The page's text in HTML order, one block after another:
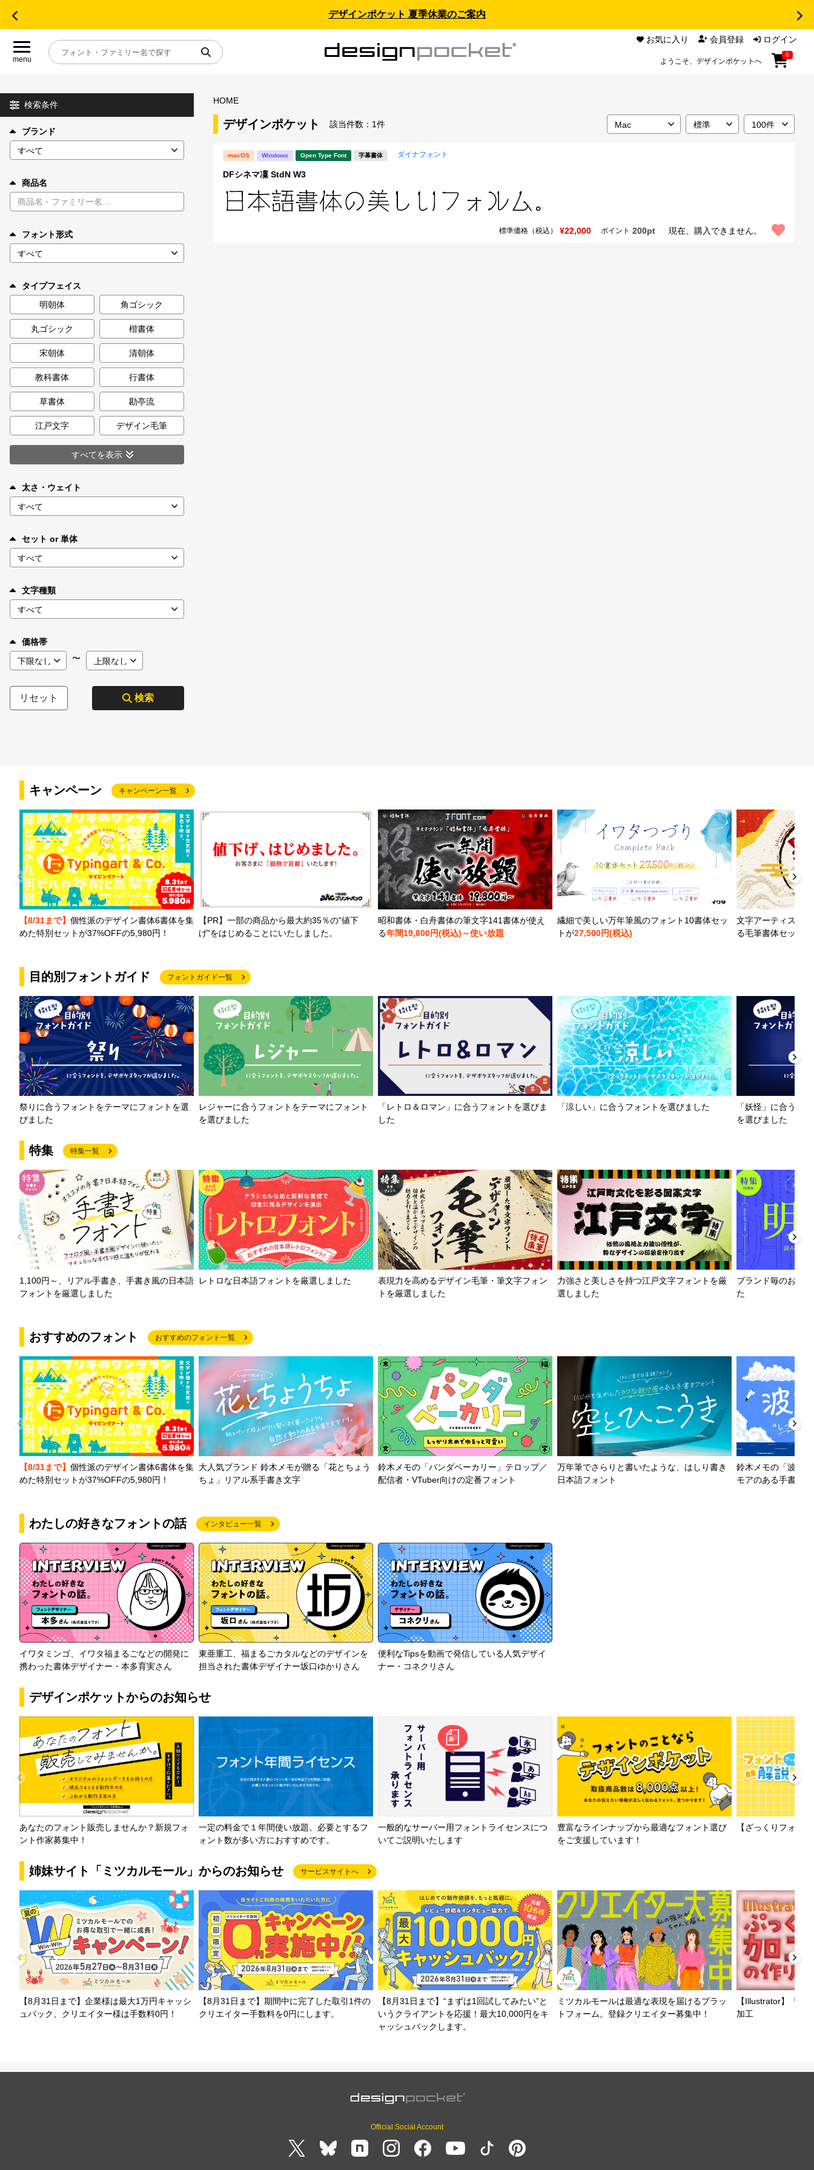
デザインポケット 夏季休業のご案内
menu
お気に入り 会員登録 ログイン
ようこそ、デザインポケットへ
0
目的別フォントガイド
特集
年間ライセンス商品
キャンペーン一覧
カート 0
マイページ
お気に入り
ご利用ガイド
お問い合わせ
検索条件
ブランド
商品名
フォント形式
タイプフェイス
明朝体
角ゴシック
丸ゴシック 楷書体
宋朝体 清朝体
教科書体 行書体
草書体 勘亭流
江戸文字 デザイン毛筆
すべてを表示
太さ・ウェイト
セット or 単体
文字種類
価格帯
〜
リセット 検索
HOME
デザインポケット 該当件数： 1件
macOS Windows Open Type Font 字幕書体 ダイナフォント
DFシネマ凜 StdN W3
標準価格（税込） ¥22,000 ポイント 200pt 現在、購入できません。
キャンペーン キャンペーン一覧
【8/31まで】 個性派のデザイン書体6書体を集
めた特別セットが37%OFFの5,980円！
【PR】一部の商品から最大約35％の"値下
げ"をはじめることにいたしました。
昭和書体・白舟書体の筆文字141書体が使え
る年間19,800円(税込)～使い放題
繊細で美しい万年筆風のフォント10書体セッ
トが27,500円(税込)
文字アーティスト
る毛筆書体セットが
目的別フォントガイド フォントガイド一覧
祭りに合うフォントをテーマにフォントを選
びました
レジャーに合うフォントをテーマにフォント
を選びました
「レトロ＆ロマン」に合うフォントを選びま
した
「涼しい」に合うフォントを選びました
「妖怪」に合うフ
を選びました
特集 特集一覧
1,100円～、リアル手書き、手書き風の日本語
フォントを厳選しました
レトロな日本語フォントを厳選しました
表現力を高めるデザイン毛筆・筆文字フォン
トを厳選しました
力強さと美しさを持つ江戸文字フォントを厳
選しました
ブランド毎のおす
た
おすすめのフォント おすすめのフォント一覧
【8/31まで】 個性派のデザイン書体6書体を集
めた特別セットが37%OFFの5,980円！
大人気ブランド 鈴木メモが贈る「花とちょう
ちょ」リアル系手書き文字
鈴木メモの「パンダベーカリー」テロップ／
配信者・VTuber向けの定番フォント
万年筆でさらりと書いたような、はしり書き
日本語フォント
鈴木メモの「波と
モアのある手書き
わたしの好きなフォントの話 インタビュー一覧
イワタミンゴ、イワタ福まるごなどの開発に
携わった書体デザイナー・本多育実さん
東亜重工、福まるごカタルなどのデザインを
担当された書体デザイナー坂口ゆかりさん
便利なTipsを動画で発信している人気デザイ
ナー・コネクリさん
デザインポケットからのお知らせ
あなたのフォント販売しませんか？新規フォ
ント作家募集中！
一定の料金で１年間使い放題。必要とするフ
ォント数が多い方におすすめです。
一般的なサーバー用フォントライセンスにつ
いてご説明いたします
豊富なラインナップから最適なフォント選び
をご支援しています！
【ざっくりフォン
姉妹サイト「ミツカルモール」からのお知らせ サービスサイトへ
【8月31日まで】企業様は最大1万円キャッシ
ュバック、クリエイター様は手数料0円！
【8月31日まで】期間中に完了した取引1件の
クリエイター手数料を0円にします。
【8月31日まで】“まずは1回試してみたい”と
いうクライアントを応援！最大10,000円をキ
ャッシュバックします。
ミツカルモールは最適な表現を届けるプラッ
トフォーム。登録クリエイター募集中！
【Illustrator】「3D
加工
Official Social Account